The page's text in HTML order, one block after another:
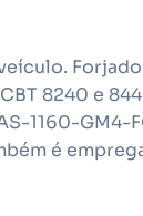
8240 e
1160-GM4-
é